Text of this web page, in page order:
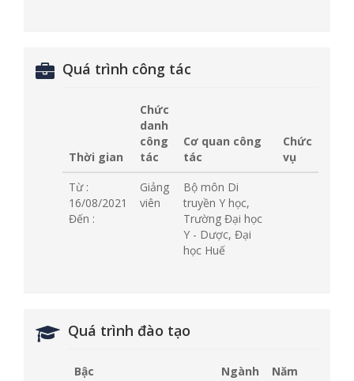
Quá trình công tác
Thời gian
Chức
danh
công
tác
Cơ quan công
tác
Chức
vụ
Từ :
16/08/2021
Đến :
Giảng
viên
Bộ môn Di
truyền Y học,
Trường Đại học
Y - Dược, Đại
học Huế
Quá trình đào tạo
Bậc
Ngành
Năm